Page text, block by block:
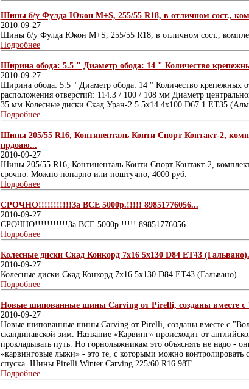
Шины б/у Фулда Юкон М+S, 255/55 R18, в отличном сост.,
2010-09-27
Шины б/у Фулда Юкон М+S, 255/55 R18, в отличном сост.,
Подробнее
Ширина обода: 5.5 " Диаметр обода: 14 " Количество
2010-09-27
Ширина обода: 5.5 " Диаметр обода: 14 " Количество крепежных
расположения отверстий: 114.3 / 100 / 108 мм Диаметр
35 мм Колесные диски Скад Уран-2 5.5x14 4x100 D67.1 ET35
Подробнее
Шины 205/55 R16, Континенталь Конти Спорт Контакт-2,
прдоаю...
2010-09-27
Шины 205/55 R16, Континенталь Конти Спорт Контакт-2,
срочно. Можно попарно или поштучно, 4000 руб.
Подробнее
СРОЧНО!!!!!!!!!!!За ВСЕ 5000р.!!!!! 89851776056...
2010-09-27
СРОЧНО!!!!!!!!!!!За ВСЕ 5000р.!!!!! 89851776056
Подробнее
Колесные диски Скад Конкорд 7x16 5x130 D84 ET43
2010-09-27
Колесные диски Скад Конкорд 7x16 5x130 D84 ET43 (Гальвано)
Подробнее
Новые шипованные шины Carving от Pirelli, созданы вместе с
2010-09-27
Новые шипованные шины Carving от Pirelli, созданы вместе с
скандинавской зим. Название «Карвинг» происходит от
прокладывать путь. Но горнолыжникам это объяснять не надо -
«карвинговые лыжи» - это те, с которыми можно
спуска. Шины Pirelli Winter Carving 225/60 R16 98T
Подробнее